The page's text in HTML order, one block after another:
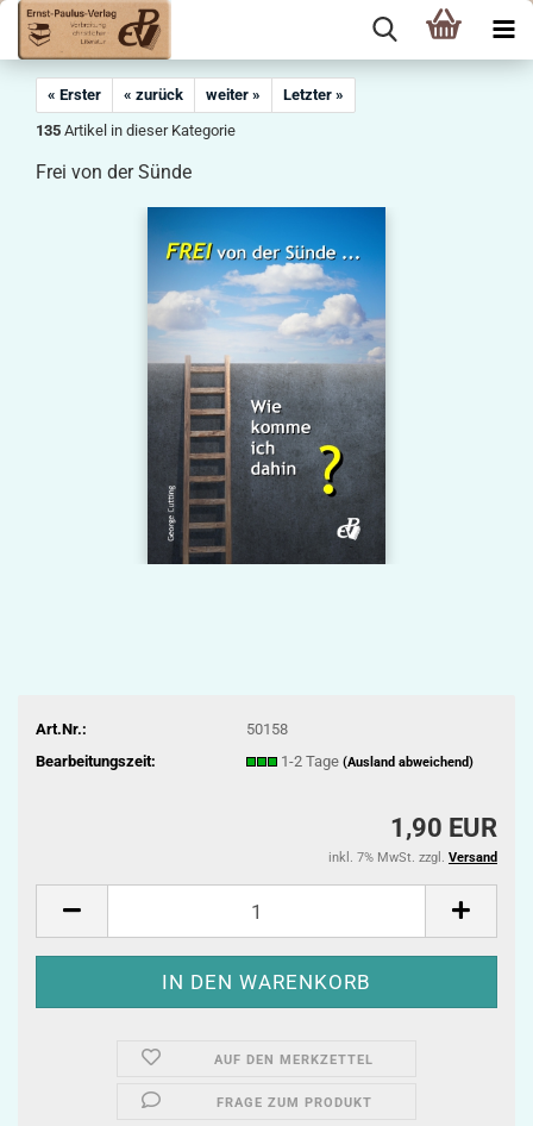
« Erster « zurück weiter »
Letzter »
135 Artikel in dieser Kategorie
Frei von der Sünde
Art.Nr.:
50158
Bearbeitungszeit:
1-2 Tage (Ausland abweichend)
1,90 EUR
inkl. 7% MwSt. zzgl. Versand
AUF DEN MERKZETTEL
FRAGE ZUM PRODUKT